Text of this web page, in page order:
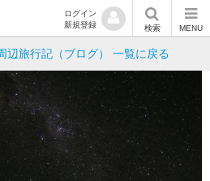
ログイン
新規登録
検索 MENU
辺旅行記（ブログ） 一覧に戻る